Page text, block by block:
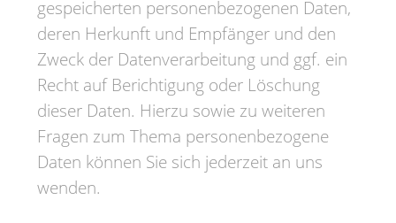
gespeicherten personenbezogenen Daten,
deren Herkunft und Empfänger und den
Zweck der Datenverarbeitung und ggf. ein
Recht auf Berichtigung oder Löschung
dieser Daten. Hierzu sowie zu weiteren
Fragen zum Thema personenbezogene
Daten können Sie sich jederzeit an uns
wenden.